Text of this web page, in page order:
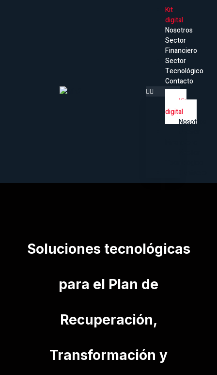
Kit
digital
Nosotros
Sector
Financiero
Sector
Tecnológico
Contacto
Kit
digital
Nosotros
Soluciones tecnológicas
para el Plan de
Recuperación,
Transformación y